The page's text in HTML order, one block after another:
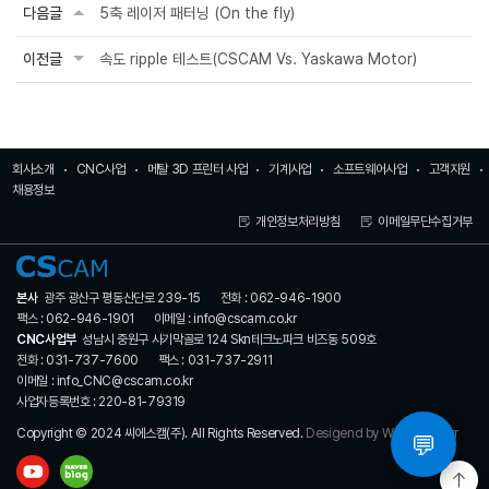
다음글 5축 레이저 패터닝 (On the fly)
이전글 속도 ripple 테스트(CSCAM Vs. Yaskawa Motor)
회사소개 CNC사업 메탈 3D 프린터 사업 기계사업 소프트웨어사업
고객지원
채용정보
개인정보처리방침 이메일무단수집거부
본사 광주 광산구 평동산단로 239-15
전화 : 062-946-1900
팩스 : 062-946-1901
이메일 : info@cscam.co.kr
CNC사업부 성남시 중원구 사기막골로 124 Skn테크노파크 비즈동 509호
전화 : 031-737-7600
팩스 : 031-737-2911
이메일 : info_CNC@cscam.co.kr
사업자등록번호 : 220-81-79319
Copyright © 2024 씨에스캠(주). All Rights Reserved. Desigend by WebSite.co.kr